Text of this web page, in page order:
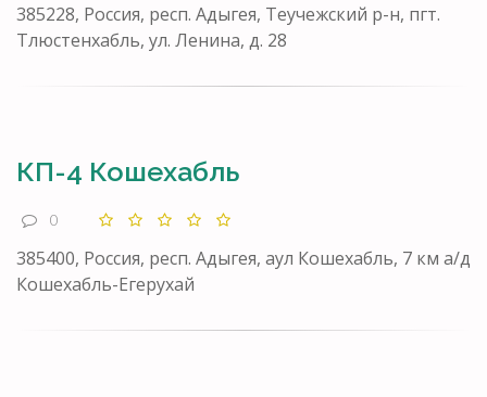
385228, Россия, респ. Адыгея, Теучежский р-н, пгт.
Тлюстенхабль, ул. Ленина, д. 28
КП-4 Кошехабль
0
385400, Россия, респ. Адыгея, аул Кошехабль, 7 км а/д
Кошехабль-Егерухай